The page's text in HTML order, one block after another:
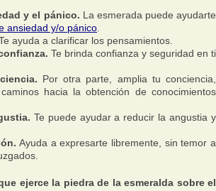
y el pánico. La esmerada puede ayudarte
ansiedad y/o pánico
ayuda a clarificar los pensamientos.
Te brinda confianza y seguridad en ti
Por otra parte, amplia tu conciencia,
hacia la obtención de conocimientos
Te puede ayudar a reducir la angustia y
Ayuda a expresarte libremente, sin temor a
ejerce la piedra de la esmeralda sobre el